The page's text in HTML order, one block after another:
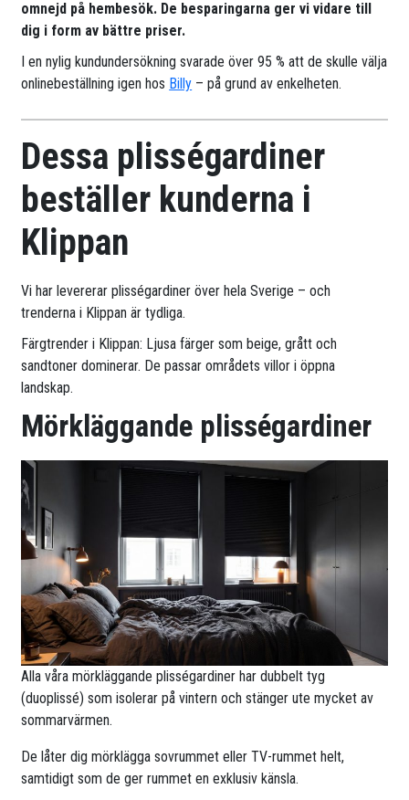
omnejd på hembesök. De besparingarna ger vi vidare till
dig i form av bättre priser.
I en nylig kundundersökning svarade över 95 % att de skulle välja
onlinebeställning igen hos Billy – på grund av enkelheten.
Dessa plisségardiner
beställer kunderna i
Klippan
Vi har levererar plisségardiner över hela Sverige – och
trenderna i Klippan är tydliga.
Färgtrender i Klippan: Ljusa färger som beige, grått och
sandtoner dominerar. De passar områdets villor i öppna
landskap.
Mörkläggande plisségardiner
Alla våra mörkläggande plisségardiner har dubbelt tyg
(duoplissé) som isolerar på vintern och stänger ute mycket av
sommarvärmen.
De låter dig mörklägga sovrummet eller TV-rummet helt,
samtidigt som de ger rummet en exklusiv känsla.